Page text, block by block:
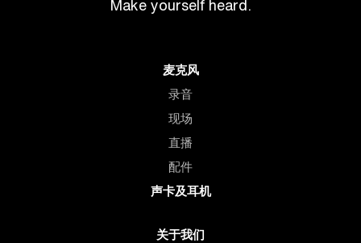
Make yourself heard.
麦克风
录音
现场
直播
配件
声卡及耳机
关于我们